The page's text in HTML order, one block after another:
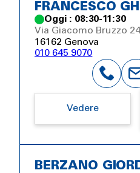
FRANCESCO
Oggi : 08:30-11:30
Via Giacomo Bruzzo 24
16162 Genova
010 645 9070
Vedere
BERZANO